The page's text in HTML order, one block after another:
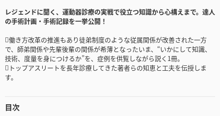
レジェンドに聞く、運動器診療の実戦で役立つ知識から心構えまで。達人
の手術計画・手術記録を一挙公開！
働き方改革の推進もあり徒弟制度のような従属関係が改善された一方
で、師弟関係や先輩後輩の関係が希薄となったいま、“いかにして知識、
技術、度量を身につけるか”を、症例を供覧しながら説く1冊。
トップアスリートを長年診療してきた著者らの知恵と工夫を伝授しま
す。
目次